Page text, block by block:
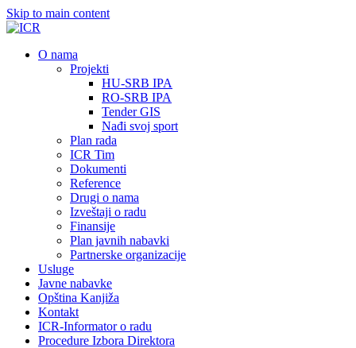
Skip to main content
О nama
Projekti
HU-SRB IPA
RO-SRB IPA
Tender GIS
Nađi svoj sport
Plan rada
ICR Tim
Dokumenti
Reference
Drugi o nama
Izveštaji o radu
Finansije
Plan javnih nabavki
Partnerske organizacije
Usluge
Javne nabavke
Opština Kanjiža
Kontakt
ICR-Informator o radu
Procedure Izbora Direktora